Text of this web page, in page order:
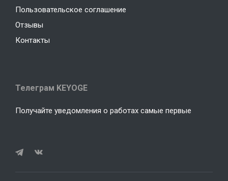
Пользовательское соглашение
Отзывы
Контакты
Телеграм KEYOGE
Получайте уведомления о работах самые первые